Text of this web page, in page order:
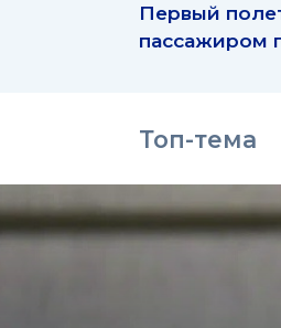
Первый
пассажиром
Топ-тема